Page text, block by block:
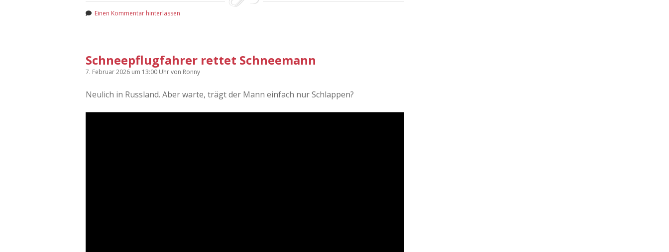
Einen Kommentar hinterlassen
Schneepflugfahrer rettet Schneemann
7. Februar 2026 um 13:00 Uhrvon Ronny
Neulich in Russland. Aber warte, trägt der Mann einfach nur Schlappen?